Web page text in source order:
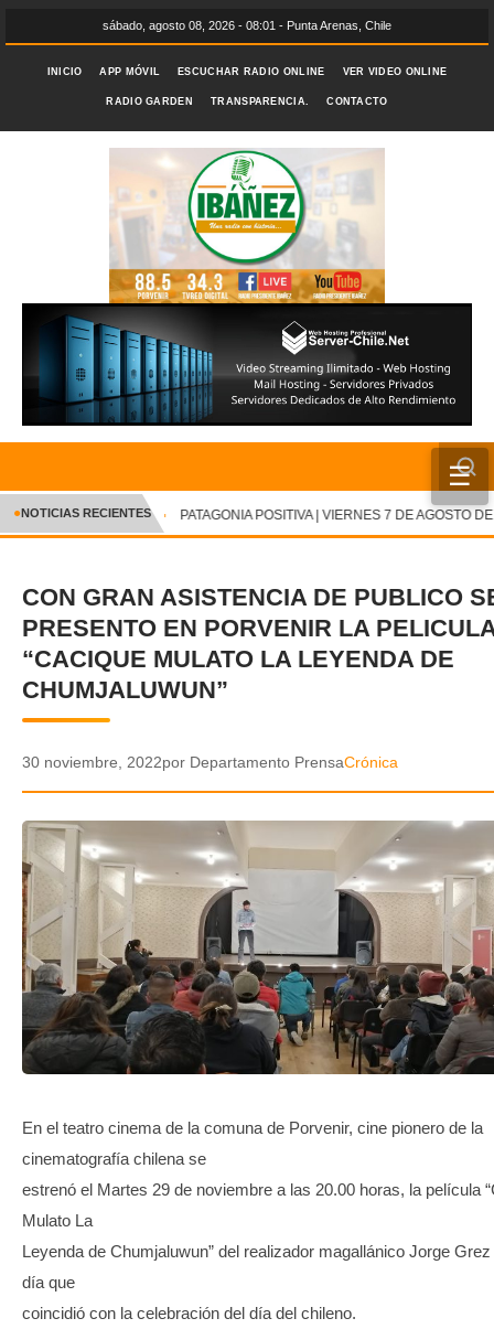
sábado, agosto 08, 2026 - 08:01 - Punta Arenas, Chile
INICIO APP MÓVIL ESCUCHAR RADIO ONLINE VER VIDEO ONLINE
RADIO GARDEN TRANSPARENCIA. CONTACTO
☰
INICIO
CRÓNICA
DEPORTES
ENTRETENIMIENTO Y CULTURA
POLICIAL
VIDEOS
GALERIA DE FOTOS
APP MÓVIL
TRANSPARENCIA
✕
●NOTICIAS RECIENTES PATAGONIA POSITIVA | VIERNES 7 DE AGOSTO DE
CON GRAN ASISTENCIA DE PUBLICO
PRESENTO EN PORVENIR LA
“CACIQUE MULATO LA LEYENDA DE
CHUMJALUWUN”
30 noviembre, 2022por Departamento PrensaCrónica
En el teatro cinema de la comuna de Porvenir, cine pionero de la
cinematografía chilena se
estrenó el Martes 29 de noviembre a las 20.00 horas, la película
Mulato La
Leyenda de Chumjaluwun” del realizador magallánico Jorge
día que
coincidió con la celebración del día del chileno.